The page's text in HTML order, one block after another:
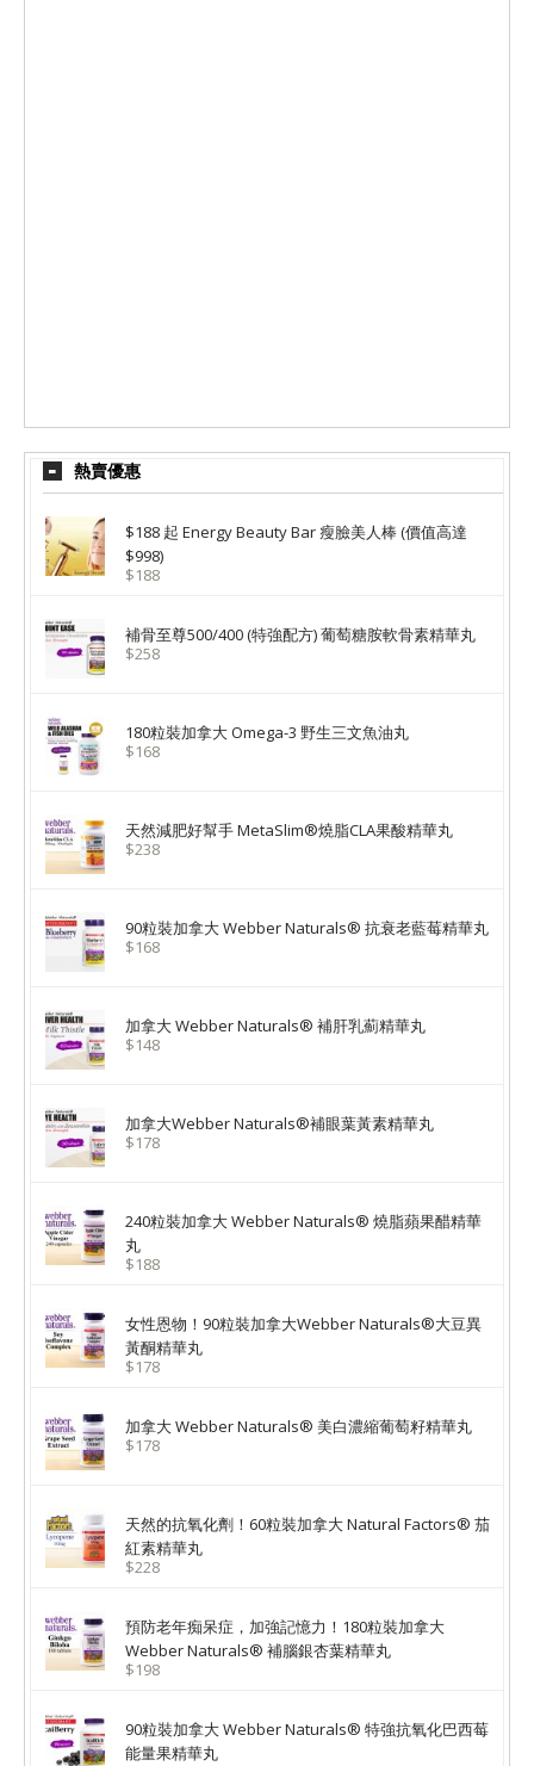
熱賣優惠
$188 起 Energy Beauty Bar 瘦臉美人棒 (價值高達
$998)
$188
補骨至尊500/400 (特強配方) 葡萄糖胺軟骨素精華丸
$258
180粒裝加拿大 Omega-3 野生三文魚油丸
$168
天然減肥好幫手 MetaSlim®燒脂CLA果酸精華丸
$238
90粒裝加拿大 Webber Naturals® 抗衰老藍莓精華丸
$168
加拿大 Webber Naturals® 補肝乳薊精華丸
$148
加拿大Webber Naturals®補眼葉黃素精華丸
$178
240粒裝加拿大 Webber Naturals® 燒脂蘋果醋精華
丸
$188
女性恩物！90粒裝加拿大Webber Naturals®大豆異
黃酮精華丸
$178
加拿大 Webber Naturals® 美白濃縮葡萄籽精華丸
$178
天然的抗氧化劑！60粒裝加拿大 Natural Factors® 茄
紅素精華丸
$228
預防老年痴呆症，加強記憶力！180粒裝加拿大
Webber Naturals® 補腦銀杏葉精華丸
$198
90粒裝加拿大 Webber Naturals® 特強抗氧化巴西莓
能量果精華丸